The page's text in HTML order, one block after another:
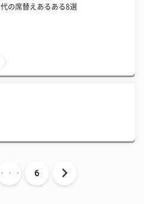
代の席替えあるある8選
・・・ 6